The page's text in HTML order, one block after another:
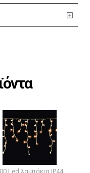
Led λαμπάκια IP44